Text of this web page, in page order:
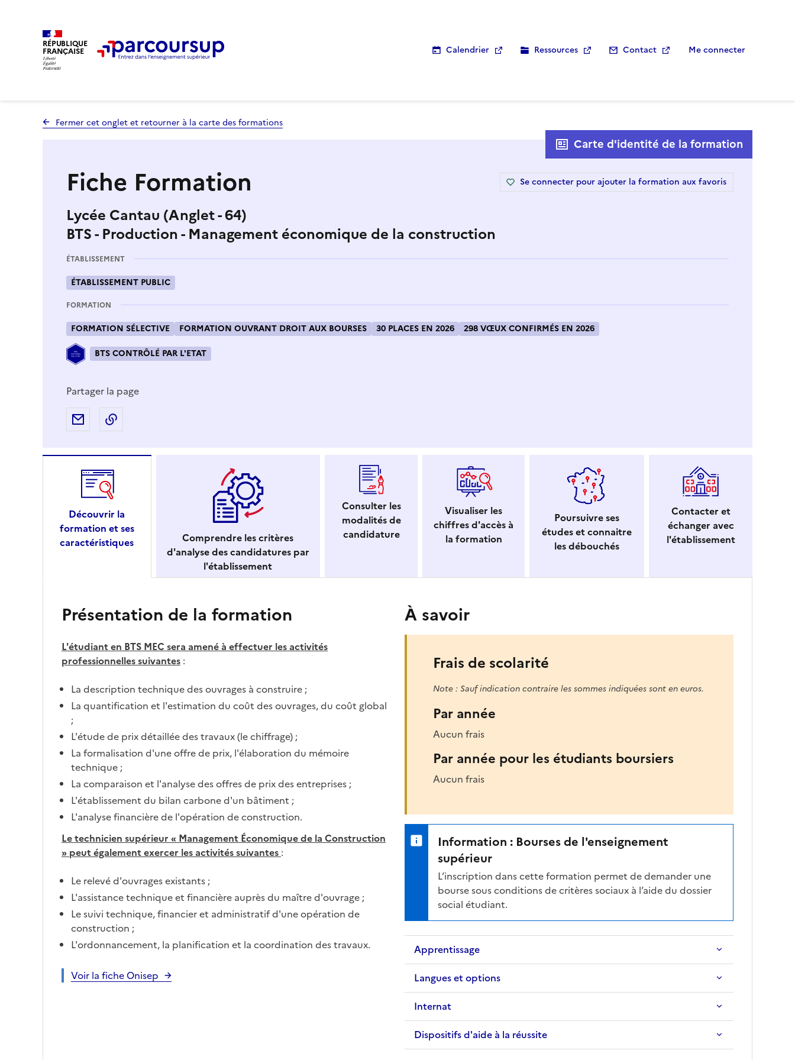
RÉPUBLIQUE
FRANÇAISE Calendrier Ressources Contact Me connecter
Fermer cet onglet et retourner à la carte des formations
Fiche Formation
Lycée Cantau (Anglet - 64)
BTS - Production - Management économique de la construction
Carte d'identité de la formation
Se connecter pour ajouter la formation aux favoris
ÉTABLISSEMENT
ÉTABLISSEMENT PUBLIC
FORMATION
FORMATION SÉLECTIVE FORMATION OUVRANT DROIT AUX BOURSES 30 PLACES EN 2026 298 VŒUX CONFIRMÉS EN 2026
BTS CONTRÔLÉ PAR L'ETAT
Partager la page
Partager par e-mail
Découvrir la
formation et ses
caractéristiques
Comprendre les critères
d'analyse des candidatures par
l'établissement
Consulter les
modalités de
candidature
Visualiser les
chiffres d'accès à
la formation
Poursuivre ses
études et connaitre
les débouchés
Contacter et
échanger avec
l'établissement
Présentation de la formation
L'étudiant en BTS MEC sera amené à effectuer les activités
professionnelles suivantes :
La description technique des ouvrages à construire ;
La quantification et l'estimation du coût des ouvrages, du coût global
;
L'étude de prix détaillée des travaux (le chiffrage) ;
La formalisation d'une offre de prix, l'élaboration du mémoire
technique ;
La comparaison et l'analyse des offres de prix des entreprises ;
L'établissement du bilan carbone d'un bâtiment ;
L'analyse financière de l'opération de construction.
Le technicien supérieur « Management Économique de la Construction
» peut également exercer les activités suivantes :
Le relevé d'ouvrages existants ;
L'assistance technique et financière auprès du maître d'ouvrage ;
Le suivi technique, financier et administratif d'une opération de
construction ;
L'ordonnancement, la planification et la coordination des travaux.
Voir la fiche Onisep
À savoir
Frais de scolarité
Note : Sauf indication contraire les sommes indiquées sont en euros.
Par année
Aucun frais
Par année pour les étudiants boursiers
Aucun frais
Information : Bourses de l'enseignement
supérieur
L’inscription dans cette formation permet de demander une
bourse sous conditions de critères sociaux à l’aide du dossier
social étudiant.
Apprentissage
Langues et options
Internat
Dispositifs d'aide à la réussite